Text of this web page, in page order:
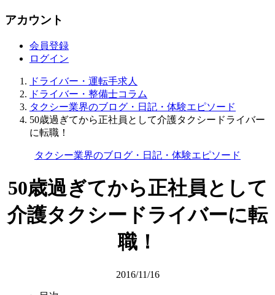
アカウント
会員登録
ログイン
ドライバー・運転手求人
ドライバー・整備士コラム
タクシー業界のブログ・日記・体験エピソード
50歳過ぎてから正社員として介護タクシードライバー
に転職！
タクシー業界のブログ・日記・体験エピソード
50歳過ぎてから正社員として
介護タクシードライバーに転
職！
2016/11/16